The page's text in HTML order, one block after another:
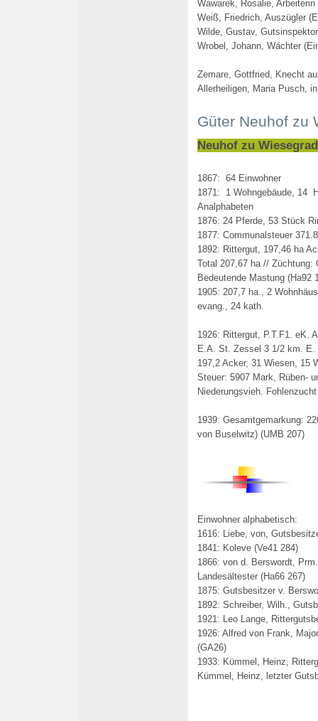
Wawarek, Rosalie, Arbeiterin
Weiß, Friedrich, Auszügler
Wilde, Gustav,
Wrobel, Johann, Wächter
Zemare, Gottfried, Knecht
Allerheiligen, Maria Pusch,
Güter Neuhof zu
Neuhof zu
1867: 64 Einwohner
1871: 1 Wohngebäude, 14
Analphabeten
1876: 24 Pferde, 53 Stück
1877: Communalsteuer
1892: Rittergut, 197,46 ha
Total 207,67 ha // Züchtung:
Bedeutende Mastung (Ha92
1905: 207,7 ha., 2
evang., 24 kath.
1926: Rittergut, P.T.F1. eK.
E.A. St. Zessel 3 1/2 km.
197,2 Acker, 31 Wiesen, 15
Steuer: 5907 Mark, Rüben-
Niederungsvieh. Fohlenzucht
1939: Gesamtgemarkung:
von Buselwitz) (UMB 207)
Einwohner alphabetisch:
1616: Liebe, von,
1841: Koleve (Ve41 284)
1866: von d. Berswordt,
Landesältester (Ha66 267)
1875: Gutsbesitzer v.
1892: Schreiber, Wilh.,
1921: Leo Lange,
1926: Alfred von Frank,
(GA26)
1933: Kümmel, Heinz,
Kümmel, Heinz, letzter